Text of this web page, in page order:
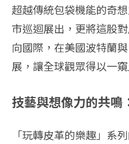
超越傳統包袋機能的奇
市巡迴展出，更將這股
向國際，在美國波特蘭
展，讓全球觀眾得以一
技藝與想像力的共鳴
「玩轉皮革的樂趣」系